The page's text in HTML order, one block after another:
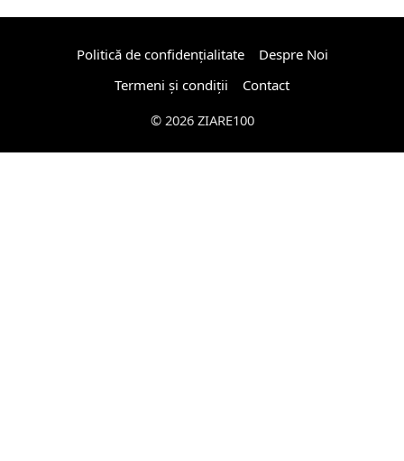
Politică de confidențialitate
Despre Noi
Termeni și condiții
Contact
© 2026 ZIARE100